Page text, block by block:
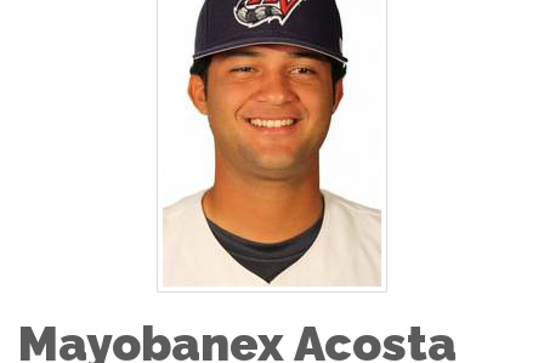
Mayobanex Acosta